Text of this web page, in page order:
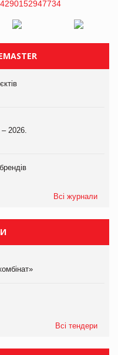
– 2026.
Всі журнали
Всі тендери